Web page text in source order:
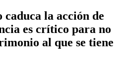
la acción de
es crítico para no
al que se tiene